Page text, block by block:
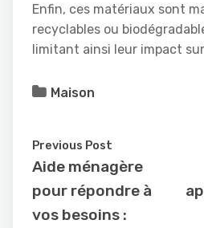
Enfin, ces matériaux sont
recyclables ou
limitant ainsi leur impact
Maison
Previous Post
Aide ménagère
pour répondre à
vos besoins :